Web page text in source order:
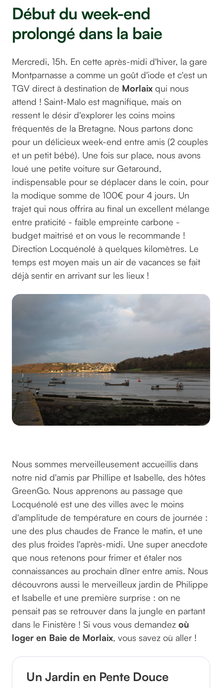
Début du week-end
prolongé dans la baie
Mercredi, 15h. En cette après-midi d'hiver, la gare
Montparnasse a comme un goût d'iode et c'est un
TGV direct à destination de Morlaix qui nous
attend ! Saint-Malo est magnifique, mais on
ressent le désir d'explorer les coins moins
fréquentés de la Bretagne. Nous partons donc
pour un délicieux week-end entre amis (2 couples
et un petit bébé). Une fois sur place, nous avons
loué une petite voiture sur Getaround,
indispensable pour se déplacer dans le coin, pour
la modique somme de 100€ pour 4 jours. Un
trajet qui nous offrira au final un excellent mélange
entre praticité - faible empreinte carbone -
budget maitrisé et on vous le recommande !
Direction Locquénolé à quelques kilomètres. Le
temps est moyen mais un air de vacances se fait
déjà sentir en arrivant sur les lieux !
Nous sommes merveilleusement accueillis dans
notre nid d'amis par Phillipe et Isabelle, des hôtes
GreenGo. Nous apprenons au passage que
Locquénolé est une des villes avec le moins
d'amplitude de température en cours de journée :
une des plus chaudes de France le matin, et une
des plus froides l'après-midi. Une super anecdote
que nous retenons pour frimer et étaler nos
connaissances au prochain dîner entre amis. Nous
découvrons aussi le merveilleux jardin de Philippe
et Isabelle et une première surprise : on ne
pensait pas se retrouver dans la jungle en partant
dans le Finistère ! Si vous vous demandez où
loger en Baie de Morlaix, vous savez où aller !
Un Jardin en Pente Douce